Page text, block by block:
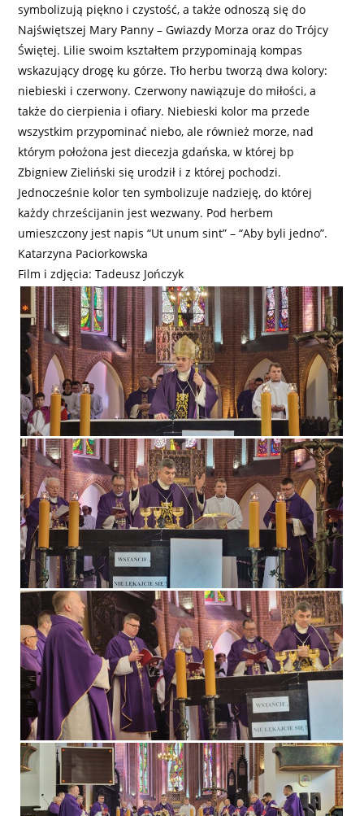
symbolizują piękno i czystość, a także odnoszą się do
Najświętszej Mary Panny – Gwiazdy Morza oraz do Trójcy
Świętej. Lilie swoim kształtem przypominają kompas
wskazujący drogę ku górze. Tło herbu tworzą dwa kolory:
niebieski i czerwony. Czerwony nawiązuje do miłości, a
także do cierpienia i ofiary. Niebieski kolor ma przede
wszystkim przypominać niebo, ale również morze, nad
którym położona jest diecezja gdańska, w której bp
Zbigniew Zieliński się urodził i z której pochodzi.
Jednocześnie kolor ten symbolizuje nadzieję, do której
każdy chrześcijanin jest wezwany. Pod herbem
umieszczony jest napis “Ut unum sint” – “Aby byli jedno”.
Katarzyna Paciorkowska
Film i zdjęcia: Tadeusz Jończyk